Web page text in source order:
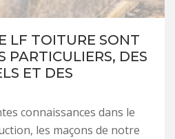
LF TOITURE SONT
PARTICULIERS, DES
ET DES
connaissances dans le
les maçons de notre